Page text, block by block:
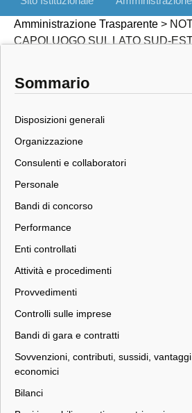
contenuto
Amministrazione Trasparente >
CAPOLUOGO SUL LATO SUD-
Sommario
Disposizioni generali
Organizzazione
Consulenti e collaboratori
Personale
Bandi di concorso
Performance
Enti controllati
Attività e procedimenti
Provvedimenti
Controlli sulle imprese
Bandi di gara e contratti
Sovvenzioni, contributi, sussidi, vantaggi
economici
Bilanci